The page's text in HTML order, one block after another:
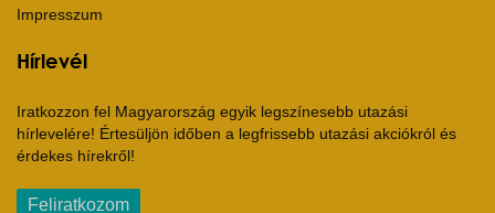
Impresszum
Hírlevél
Iratkozzon fel Magyarország egyik legszínesebb utazási
hírlevelére! Értesüljön időben a legfrissebb utazási akciókról és
érdekes hírekről!
Feliratkozom